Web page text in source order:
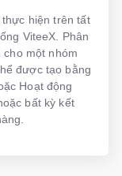
hiện trên tất
ViteeX. Phân
một nhóm
được tạo bằng
Hoạt động
bất kỳ kết